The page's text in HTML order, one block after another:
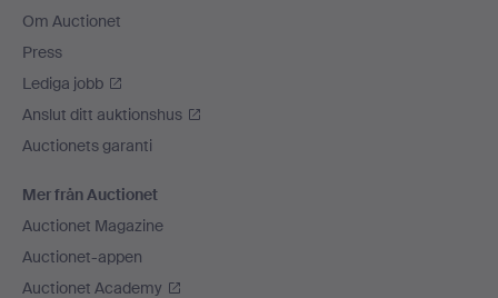
Om Auctionet
Press
Lediga jobb
Anslut ditt auktionshus
Auctionets garanti
Mer från Auctionet
Auctionet Magazine
Auctionet-appen
Auctionet Academy